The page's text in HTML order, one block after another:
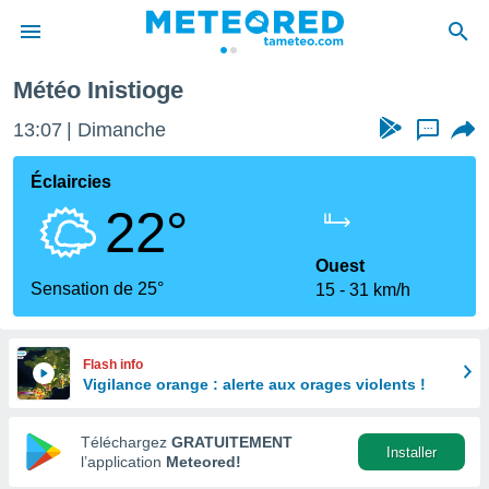
de
Météo Inistioge
13:07 Dimanche ...
Éclaircies
22°
Sensation de 25°
Ouest
15
31 km/h
Flash info
Vigilance orange : alerte aux orages violents !
Téléchargez GRATUITEMENT
l’application Meteored!
Installer